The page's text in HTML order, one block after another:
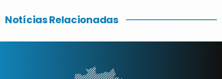
Notícias Relacionadas